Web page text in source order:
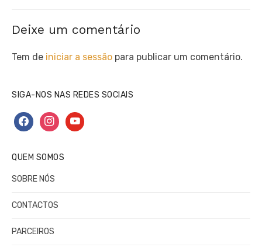
Deixe um comentário
Tem de iniciar a sessão para publicar um comentário.
SIGA-NOS NAS REDES SOCIAIS
facebookinstagramyoutube
QUEM SOMOS
SOBRE NÓS
CONTACTOS
PARCEIROS